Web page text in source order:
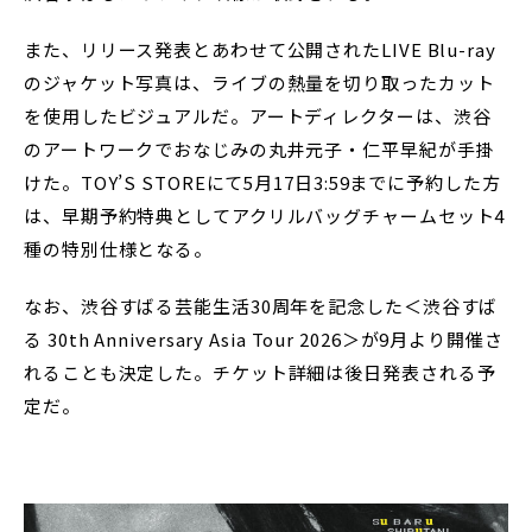
また、リリース発表とあわせて公開されたLIVE Blu-ray
のジャケット写真は、ライブの熱量を切り取ったカット
を使用したビジュアルだ。アートディレクターは、渋谷
のアートワークでおなじみの丸井元子・仁平早紀が手掛
けた。TOY’S STOREにて5月17日3:59までに予約した方
は、早期予約特典としてアクリルバッグチャームセット4
種の特別仕様となる。
なお、渋谷すばる芸能生活30周年を記念した＜渋谷すば
る 30th Anniversary Asia Tour 2026＞が9月より開催さ
れることも決定した。チケット詳細は後日発表される予
定だ。